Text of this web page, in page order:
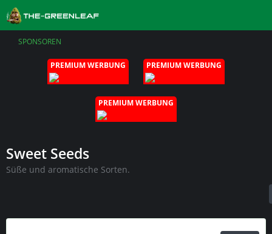
SPONSOREN
PREMIUM WERBUNG PREMIUM WERBUNG
PREMIUM WERBUNG
Sweet Seeds
Süße und aromatische Sorten.